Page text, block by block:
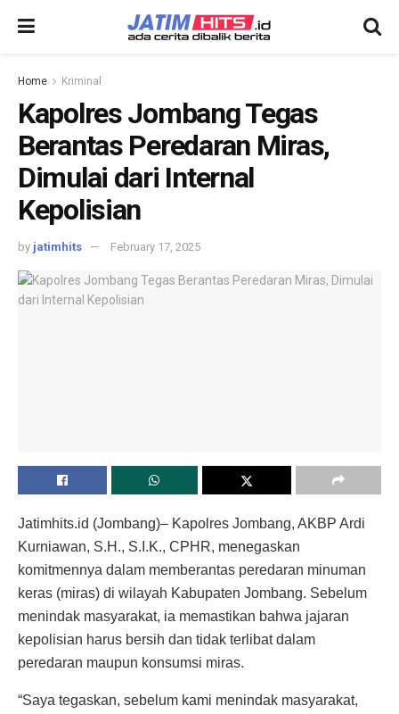
Home Kriminal
Kapolres Jombang Tegas
Berantas Peredaran Miras,
Dimulai dari Internal
Kepolisian
by jatimhits February 17, 2025
Jatimhits.id (Jombang)– Kapolres Jombang, AKBP Ardi
Kurniawan, S.H., S.I.K., CPHR, menegaskan
komitmennya dalam memberantas peredaran minuman
keras (miras) di wilayah Kabupaten Jombang. Sebelum
menindak masyarakat, ia memastikan bahwa jajaran
kepolisian harus bersih dan tidak terlibat dalam
peredaran maupun konsumsi miras.
“Saya tegaskan, sebelum kami menindak masyarakat,